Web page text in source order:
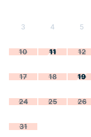
3 4 5
10 11 12
17 18 19
24 25 26
31